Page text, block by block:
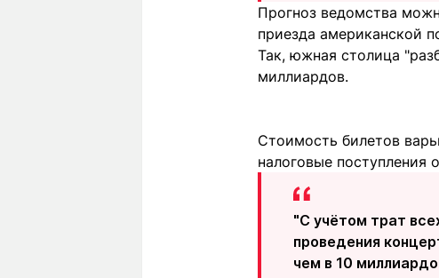
Прогноз ведомства
приезда американской
Так, южная столица
миллиардов.
Стоимость билетов
налоговые поступления
"С учётом трат
проведения
чем в 10